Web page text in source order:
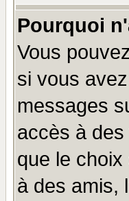
Pourquoi
Vous
si vous
messages
accès à
que le
à des amis,